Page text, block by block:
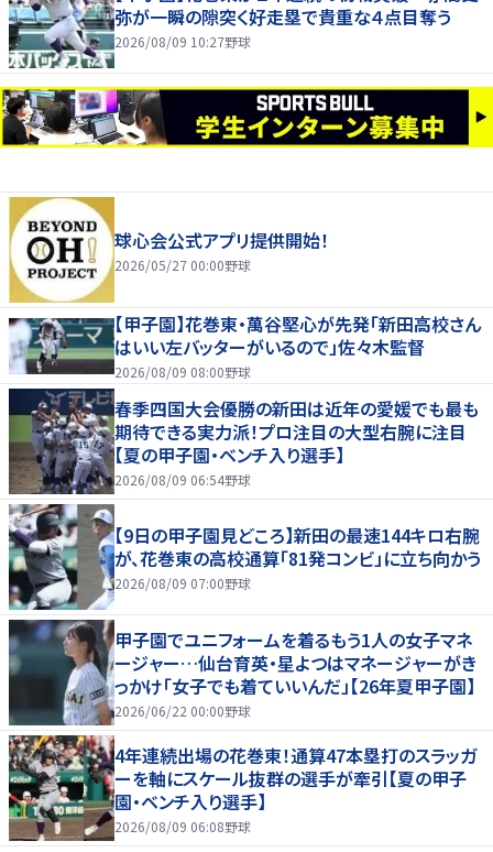
弥が一瞬の隙突く好走塁で貴重な４点目奪う
2026/08/09 10:27野球
球心会公式アプリ提供開始！
2026/05/27 00:00野球
【甲子園】花巻東・萬谷堅心が先発「新田高校さん
はいい左バッターがいるので」佐々木監督
2026/08/09 08:00野球
春季四国大会優勝の新田は近年の愛媛でも最も
期待できる実力派！プロ注目の大型右腕に注目
【夏の甲子園・ベンチ入り選手】
2026/08/09 06:54野球
【9日の甲子園見どころ】新田の最速144キロ右腕
が、花巻東の高校通算「81発コンビ」に立ち向かう
2026/08/09 07:00野球
甲子園でユニフォームを着るもう1人の女子マネ
ージャー…仙台育英・星よつはマネージャーがき
っかけ「女子でも着ていいんだ」【26年夏甲子園】
2026/06/22 00:00野球
4年連続出場の花巻東！通算47本塁打のスラッガ
ーを軸にスケール抜群の選手が牽引【夏の甲子
園・ベンチ入り選手】
2026/08/09 06:08野球